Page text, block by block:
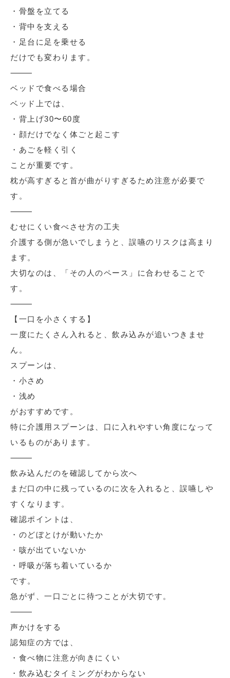
・骨盤を立てる
・背中を支える
・足台に足を乗せる
だけでも変わります。
⸻
ベッドで食べる場合
ベッド上では、
・背上げ30〜60度
・顔だけでなく体ごと起こす
・あごを軽く引く
ことが重要です。
枕が高すぎると首が曲がりすぎるため注意が必要で
す。
⸻
むせにくい食べさせ方の工夫
介護する側が急いでしまうと、誤嚥のリスクは高まり
ます。
大切なのは、「その人のペース」に合わせることで
す。
⸻
【一口を小さくする】
一度にたくさん入れると、飲み込みが追いつきませ
ん。
スプーンは、
・小さめ
・浅め
がおすすめです。
特に介護用スプーンは、口に入れやすい角度になって
いるものがあります。
⸻
飲み込んだのを確認してから次へ
まだ口の中に残っているのに次を入れると、誤嚥しや
すくなります。
確認ポイントは、
・のどぼとけが動いたか
・咳が出ていないか
・呼吸が落ち着いているか
です。
急がず、一口ごとに待つことが大切です。
⸻
声かけをする
認知症の方では、
・食べ物に注意が向きにくい
・飲み込むタイミングがわからない